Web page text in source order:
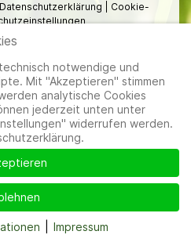
Datenschutzerklärung
Cookie-
notwendige und
Mit "Akzeptieren" stimmen
analytische Cookies
jederzeit unten unter
widerrufen werden.
Impressum